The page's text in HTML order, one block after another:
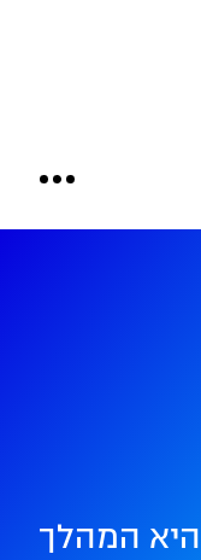
היא המהלך